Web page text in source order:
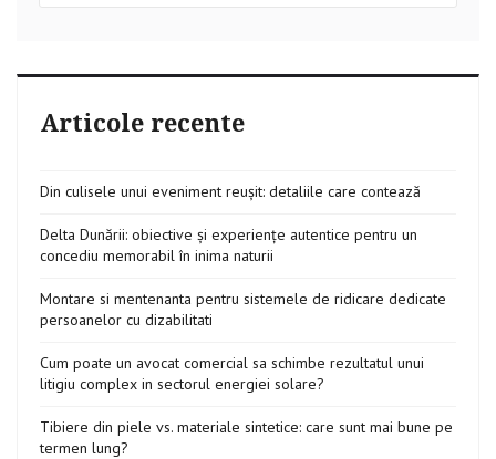
Articole recente
Din culisele unui eveniment reușit: detaliile care contează
Delta Dunării: obiective și experiențe autentice pentru un
concediu memorabil în inima naturii
Montare si mentenanta pentru sistemele de ridicare dedicate
persoanelor cu dizabilitati
Cum poate un avocat comercial sa schimbe rezultatul unui
litigiu complex in sectorul energiei solare?
Tibiere din piele vs. materiale sintetice: care sunt mai bune pe
termen lung?